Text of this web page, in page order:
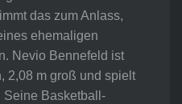
das zum Anlass,
ehemaligen
Nevio Bennefeld ist
2,08 m groß und spielt
Seine Basketball-